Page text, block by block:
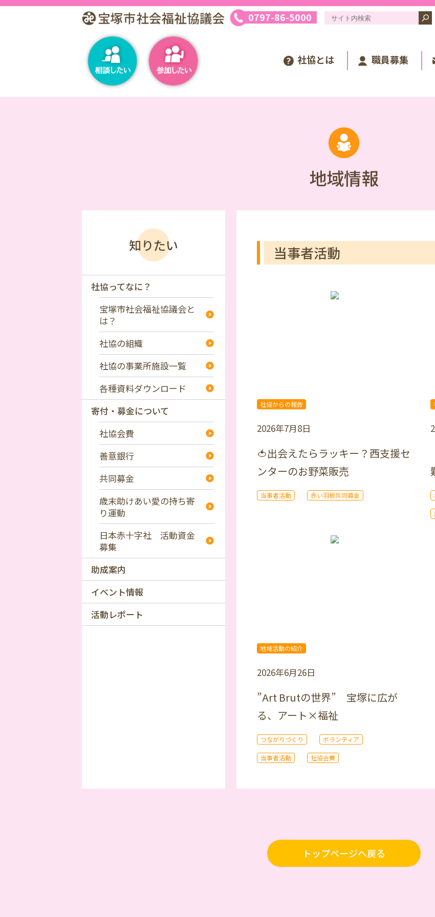
0797-86-5000
社協とは 職員募集
地域情報
当事者活動
社協からの報告
2026年7月8日
🍅出会えたらラッキー？西支援セ
ンターのお野菜販売
当事者活動 赤い羽根共同募金
地域活動の紹介
2026年6月26日
”Art Brutの世界” 宝塚に広が
る、アート×福祉
つながりづくり ボランティア
当事者活動 社協会費
知りたい
社協ってなに？
宝塚市社会福祉協議会と
は？
社協の組織
社協の事業所施設一覧
各種資料ダウンロード
寄付・募金について
社協会費
善意銀行
共同募金
歳末助けあい愛の持ち寄
り運動
日本赤十字社 活動資金
募集
助成案内
イベント情報
活動レポート
トップページへ戻る